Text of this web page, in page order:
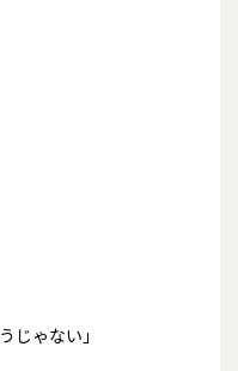
じゃない」